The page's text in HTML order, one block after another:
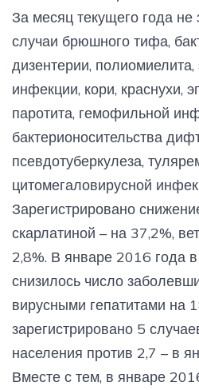
За месяц текущего года не
случаи брюшного тифа,
дизентерии, полиомиелита,
инфекции, кори, краснухи,
паротита, гемофильной
бактерионосительства
псевдотуберкулеза,
цитомегаловирусной
Зарегистрировано
скарлатиной – на 37,2%,
2,8%. В январе 2016 года
снизилось число
вирусными гепатитами на
зарегистрировано 5
населения против 2,7 – в
Вместе с тем, в январе